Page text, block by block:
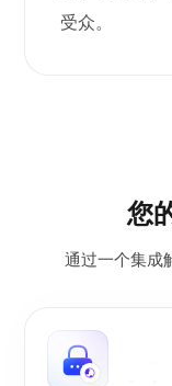
受众。
您
通过一个集成